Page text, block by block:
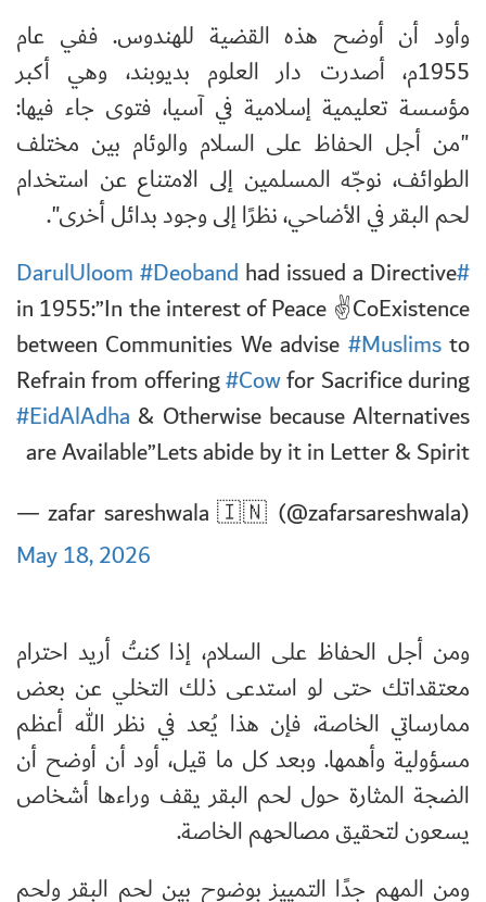
وأود أن أوضح هذه القضية للهندوس. ففي عام
1955م، أصدرت دار العلوم بديوبند، وهي أكبر
مؤسسة تعليمية إسلامية في آسيا، فتوى جاء فيها:
"من أجل الحفاظ على السلام والوئام بين مختلف
الطوائف، نوجّه المسلمين إلى الامتناع عن استخدام
لحم البقر في الأضاحي، نظرًا إلى وجود بدائل أخرى".
#DarulUloom
#Deoband had issued a Directive
in 1955:”In the interest of Peace ✌️CoExistence
between Communities We advise #Muslimsto
Refrain from offering#Cowfor Sacrifice during
#EidAlAdha & Otherwise because Alternatives
are Available”Lets abide by it in Letter & Spirit
— zafar sareshwala 🇮🇳 (@zafarsareshwala)
May 18, 2026
ومن أجل الحفاظ على السلام، إذا كنتُ أريد احترام
معتقداتك حتى لو استدعى ذلك التخلي عن بعض
ممارساتي الخاصة، فإن هذا يُعد في نظر الله أعظم
مسؤولية وأهمها. وبعد كل ما قيل، أود أن أوضح أن
الضجة المثارة حول لحم البقر يقف وراءها أشخاص
يسعون لتحقيق مصالحهم الخاصة.
ومن المهم جدًا التمييز بوضوح بين لحم البقر ولحم